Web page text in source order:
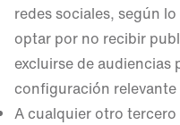
redes sociales, según
optar por no recibir
excluirse de
configuración
A cualquier otro